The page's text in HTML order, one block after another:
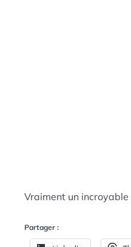
Vraiment un
Partager :